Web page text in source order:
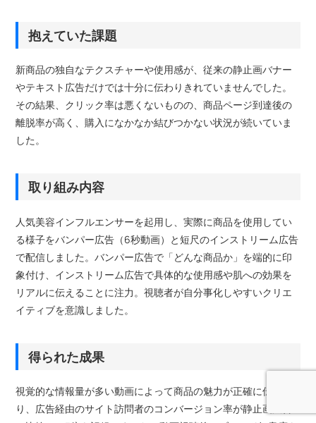
抱えていた課題
新商品の独自なテクスチャーや使用感が、従来の静止画バナー
やテキスト広告だけでは十分に伝わりきれていませんでした。
その結果、クリック率は悪くないものの、商品ページ到達後の
離脱率が高く、購入になかなか結びつかない状況が続いていま
した。
取り組み内容
人気美容インフルエンサーを起用し、実際に商品を使用してい
る様子をバンパー広告（6秒動画）と短尺のインストリーム広告
で配信しました。バンパー広告で「どんな商品か」を端的に印
象付け、インストリーム広告で具体的な使用感や肌への効果を
リアルに伝えることに注力。視聴者が自分事化しやすいクリエ
イティブを意識しました。
得られた成果
視覚的な情報量が多い動画によって商品の魅力が正確に伝わ
り、広告経由のサイト訪問者のコンバージョン率が静止画広告